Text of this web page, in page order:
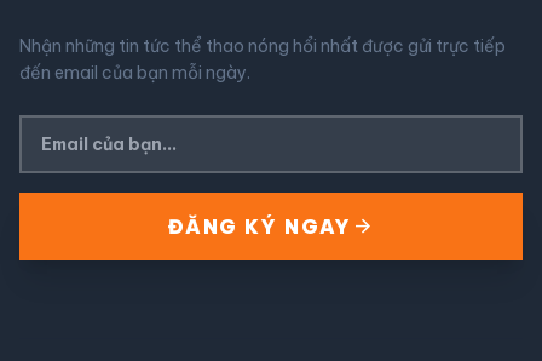
Nhận những tin tức thể thao nóng hổi nhất được gửi trực tiếp
đến email của bạn mỗi ngày.
ĐĂNG KÝ NGAY arrow_forward